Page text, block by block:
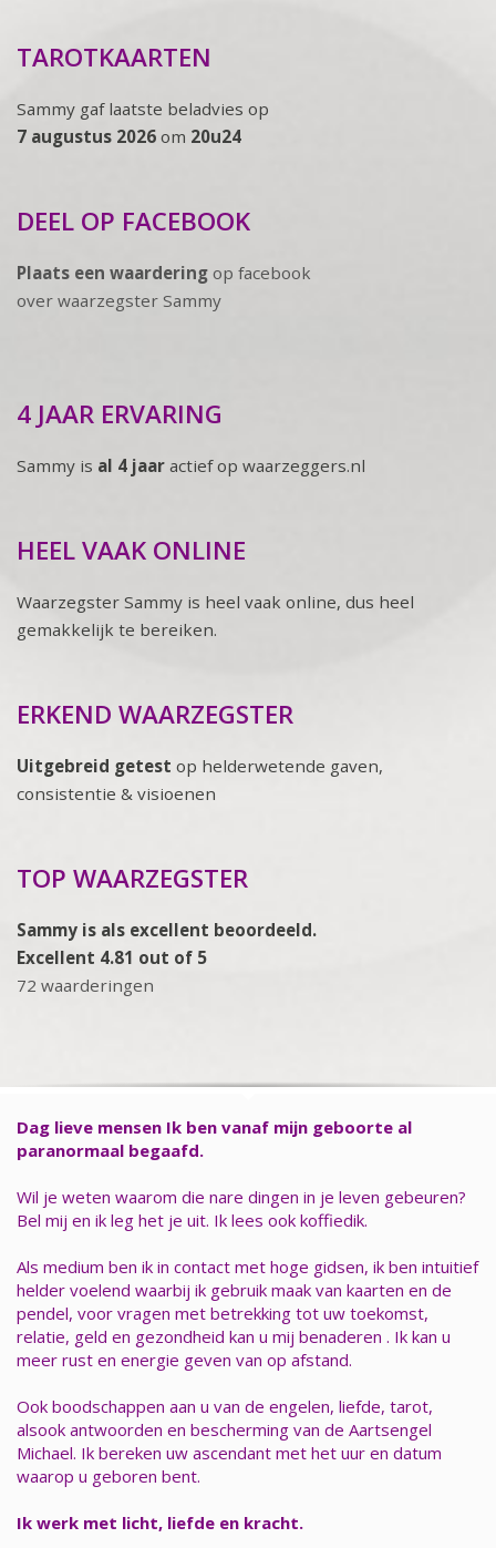
TAROTKAARTEN
Sammy gaf laatste beladvies op
7 augustus 2026 om 20u24
DEEL OP FACEBOOK
Plaats een waardering op facebook
over waarzegster Sammy
4 JAAR ERVARING
Sammy is al 4 jaar actief op waarzeggers.nl
HEEL VAAK ONLINE
Waarzegster Sammy is heel vaak online, dus heel
gemakkelijk te bereiken.
ERKEND WAARZEGSTER
Uitgebreid getest op helderwetende gaven,
consistentie & visioenen
TOP WAARZEGSTER
Sammy is als excellent beoordeeld.
Excellent 4.81 out of 5
72 waarderingen
Dag lieve mensen Ik ben vanaf mijn geboorte al
paranormaal begaafd.
Wil je weten waarom die nare dingen in je leven gebeuren?
Bel mij en ik leg het je uit. Ik lees ook koffiedik.
Als medium ben ik in contact met hoge gidsen, ik ben intuitief
helder voelend waarbij ik gebruik maak van kaarten en de
pendel, voor vragen met betrekking tot uw toekomst,
relatie, geld en gezondheid kan u mij benaderen . Ik kan u
meer rust en energie geven van op afstand.
Ook boodschappen aan u van de engelen, liefde, tarot,
alsook antwoorden en bescherming van de Aartsengel
Michael. Ik bereken uw ascendant met het uur en datum
waarop u geboren bent.
Ik werk met licht, liefde en kracht.